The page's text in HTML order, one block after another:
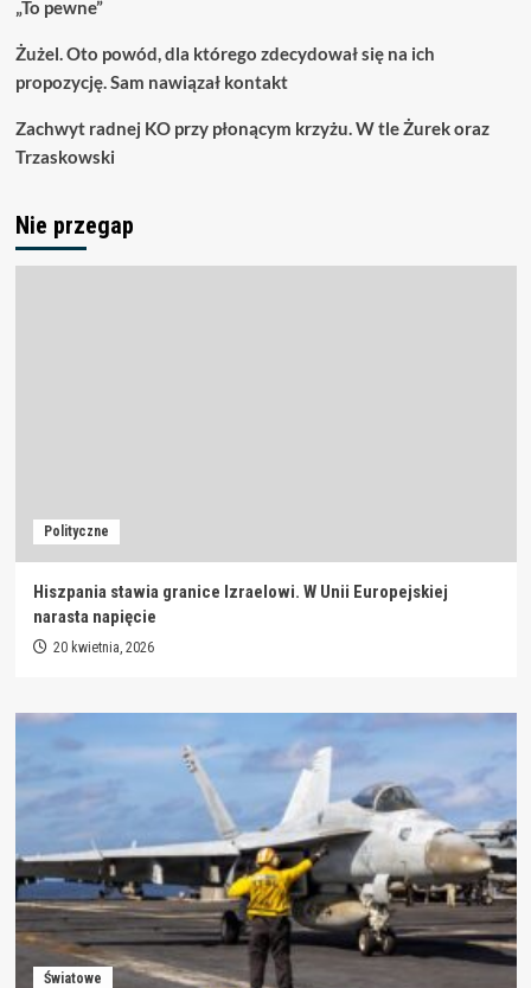
„To pewne”
Żużel. Oto powód, dla którego zdecydował się na ich
propozycję. Sam nawiązał kontakt
Zachwyt radnej KO przy płonącym krzyżu. W tle Żurek oraz
Trzaskowski
Nie przegap
Polityczne
Hiszpania stawia granice Izraelowi. W Unii Europejskiej
narasta napięcie
20 kwietnia, 2026
Światowe